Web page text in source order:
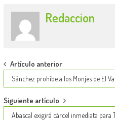
Redaccion
Post
navigation
Artículo anterior
Sánchez prohíbe a los Monjes de El
Siguiente artículo
Abascal exigirá cárcel inmediata para